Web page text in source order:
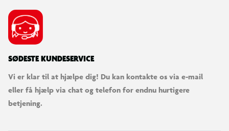
SØDESTE KUNDESERVICE
Vi er klar til at hjælpe dig! Du kan kontakte os via e-mail
eller få hjælp via chat og telefon for endnu hurtigere
betjening.